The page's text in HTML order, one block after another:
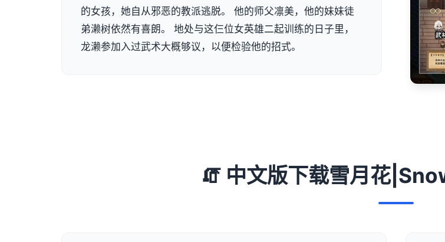
的女孩，她自从邪恶的教派逃脱。 他的师父凛美，他的妹妹徒
弟濑树依然有喜朗。 地处与这仨位女英雄二起训练的日子里，
龙濑参加入过武术大概够议，以便检验他的招式。
🧯 中文版下载雪月花